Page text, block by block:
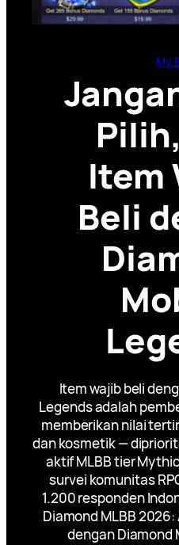
My
Item
Beli
Item wajib beli
Legends adalah
memberikan nilai
dan kosmetik —
aktif MLBB tier
survei komunitas
1.200 responden
Diamond MLBB
dengan Diamond